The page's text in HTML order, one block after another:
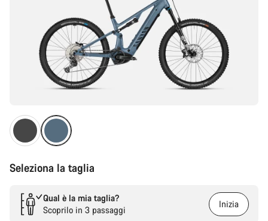
Seleziona la taglia
Qual è la mia taglia?
Scoprilo in 3 passaggi
Inizia